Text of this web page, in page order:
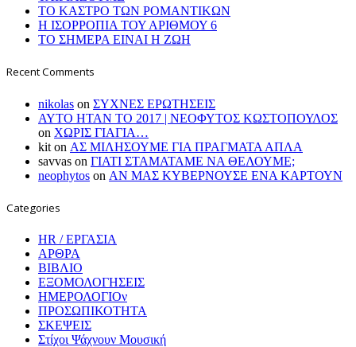
ΤΟ ΚΑΣΤΡΟ ΤΩΝ ΡΟΜΑΝΤΙΚΩΝ
Η ΙΣΟΡΡΟΠΙΑ ΤΟΥ ΑΡΙΘΜΟΥ 6
ΤΟ ΣΗΜΕΡΑ ΕΙΝΑΙ Η ΖΩΗ
Recent Comments
nikolas on ΣΥΧΝΕΣ ΕΡΩΤΗΣΕΙΣ
ΑΥΤΟ ΗΤΑΝ ΤΟ 2017 | ΝΕΟΦΥΤΟΣ ΚΩΣΤΟΠΟΥΛΟΣ
on ΧΩΡΙΣ ΓΙΑΓΙΑ…
kit on ΑΣ ΜΙΛΗΣΟΥΜΕ ΓΙΑ ΠΡΑΓΜΑΤΑ ΑΠΛΑ
savvas on ΓΙΑΤΙ ΣΤΑΜΑΤΑΜΕ ΝΑ ΘΕΛΟΥΜΕ;
neophytos on ΑΝ ΜΑΣ ΚΥΒΕΡΝΟΥΣΕ ΕΝΑ ΚΑΡΤΟΥΝ
Categories
HR / ΕΡΓΑΣΙΑ
ΑΡΘΡΑ
ΒΙΒΛΙΟ
ΕΞΟΜΟΛΟΓΗΣΕΙΣ
ΗΜΕΡΟΛΟΓΙΟν
ΠΡΟΣΩΠΙΚΟΤΗΤΑ
ΣΚΕΨΕΙΣ
Στίχοι Ψάχνουν Μουσική